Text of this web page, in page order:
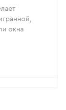
окна